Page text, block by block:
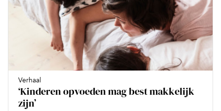
Verhaal
‘Kinderen opvoeden mag best makkelijk
zijn’